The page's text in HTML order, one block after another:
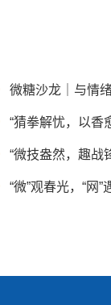
微糖沙龙｜与情
“猜拳解忧，以香
“微”观春光，“网